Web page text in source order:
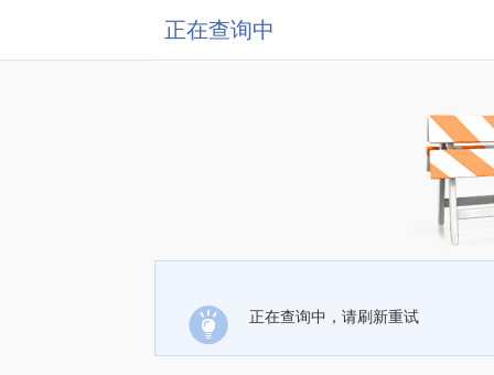
正在查询中
正在查询中，请刷新重试